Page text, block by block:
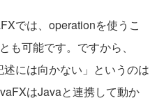
では、operationを使うこ
も可能です。ですから、
述には向かない」というのは
はJavaと連携して動か